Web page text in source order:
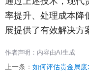
率提升、处理成本降
展提供了有效解决方
作者声明：内容由AI生成
上一条： 如何评估贵金属